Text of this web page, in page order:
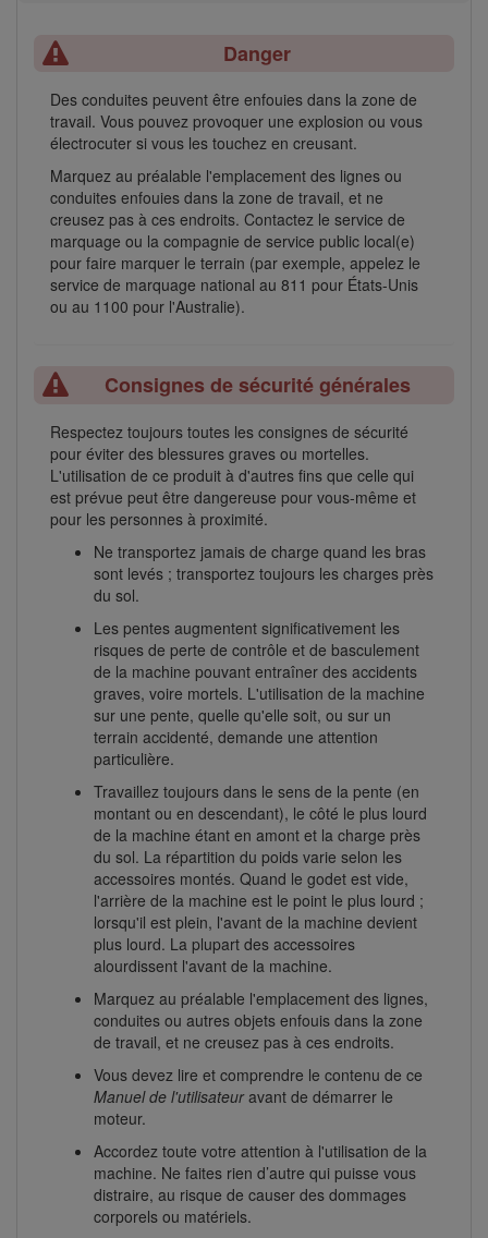
Danger
Des conduites peuvent être enfouies dans la zone de
travail. Vous pouvez provoquer une explosion ou vous
électrocuter si vous les touchez en creusant.
Marquez au préalable l'emplacement des lignes ou
conduites enfouies dans la zone de travail, et ne
creusez pas à ces endroits. Contactez le service de
marquage ou la compagnie de service public local(e)
pour faire marquer le terrain (par exemple, appelez le
service de marquage national au 811 pour États-Unis
ou au 1100 pour l'Australie).
Consignes de sécurité générales
Respectez toujours toutes les consignes de sécurité
pour éviter des blessures graves ou mortelles.
L'utilisation de ce produit à d'autres fins que celle qui
est prévue peut être dangereuse pour vous-même et
pour les personnes à proximité.
Ne transportez jamais de charge quand les bras
sont levés ; transportez toujours les charges près
du sol.
Les pentes augmentent significativement les
risques de perte de contrôle et de basculement
de la machine pouvant entraîner des accidents
graves, voire mortels. L'utilisation de la machine
sur une pente, quelle qu'elle soit, ou sur un
terrain accidenté, demande une attention
particulière.
Travaillez toujours dans le sens de la pente (en
montant ou en descendant), le côté le plus lourd
de la machine étant en amont et la charge près
du sol. La répartition du poids varie selon les
accessoires montés. Quand le godet est vide,
l'arrière de la machine est le point le plus lourd ;
lorsqu'il est plein, l'avant de la machine devient
plus lourd. La plupart des accessoires
alourdissent l'avant de la machine.
Marquez au préalable l'emplacement des lignes,
conduites ou autres objets enfouis dans la zone
de travail, et ne creusez pas à ces endroits.
Vous devez lire et comprendre le contenu de ce
Manuel de l'utilisateuravant de démarrer le
moteur.
Accordez toute votre attention à l'utilisation de la
machine. Ne faites rien d’autre qui puisse vous
distraire, au risque de causer des dommages
corporels ou matériels.